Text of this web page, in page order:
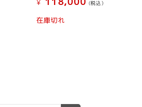
¥
(税込）
在庫切れ